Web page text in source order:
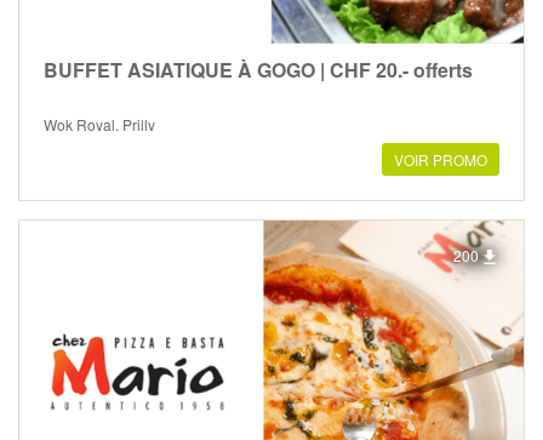
BUFFET ASIATIQUE À GOGO | CHF 20.- offerts
Wok Royal, Prilly
VOIR PROMO
200